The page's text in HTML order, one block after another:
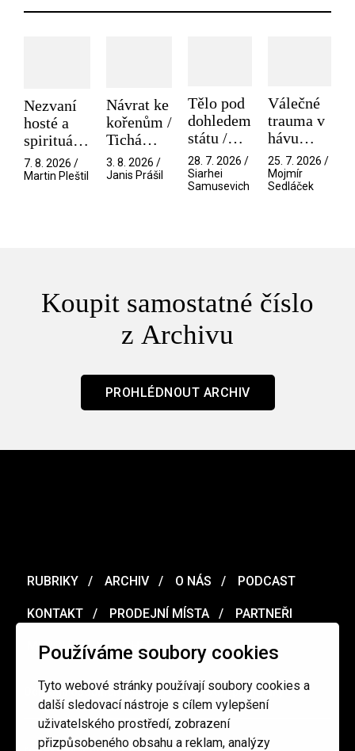
Používáme soubory cookies
Tyto webové stránky používají soubory cookies a
další sledovací nástroje s cílem vylepšení
uživatelského prostředí, zobrazení
přizpůsobeného obsahu a reklam, analýzy
Nezvaní
hosté a
spirituální
narušitelé
z vesmíru
7. 8. 2026 /
Martin Pleštil
Návrat ke
kořenům /
Tichá
přítelkyně
3. 8. 2026 /
Janis Prášil
Tělo pod
dohledem
státu /
Pramen
28. 7. 2026 /
Siarhei
Samusevich
Válečné
trauma v
hávu
spektáklu
/ Odyssea
25. 7. 2026 /
Mojmír
Sedláček
Koupit samostatné číslo
z Archivu
PROHLÉDNOUT ARCHIV
RUBRIKY ARCHIV O NÁS PODCAST
KONTAKT PRODEJNÍ MÍSTA PARTNEŘI
MERCH VOUCHER
Ochrana osobních údajů / Obchodní podmínky